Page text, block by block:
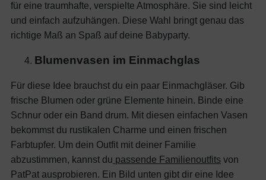
für eine traumhafte, verspielte Atmosphäre. Sie sind leicht
und einfach aufzuhängen. Diese Wahl bringt genau das
richtige Maß an Spaß auf deine Babyparty.
Blumenvasen im Einmachglas
Für diese Idee brauchst du ein paar Einmachgläser. Gib
frische Blumen oder grüne Elemente hinein. Binde eine
Schnur oder ein Band drum. Mit diesen einfachen Vasen
bekommst du rustikalen Charme und einen frischen
Farbtupfer. Um dein Outfit mit deiner Familie
abzustimmen, kannst du passende Familienoutfits von
PatPat ausprobieren. Ein Bild unten gibt dir eine Idee